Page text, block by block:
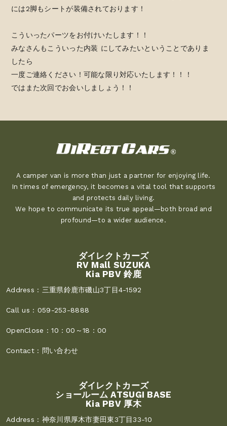
には2脚もシートが装備されております！
こういったパーツをお付けいたします！！
みなさんもこういった内装 にしてみたいということでありま
したら
一度ご連絡ください！可能な限り対応いたします！！！
ではまた次回でお会いしましょう！！
A camper van is more than just a partner for enjoying life.
In times of emergency, it becomes a vital tool that supports
and protects daily living.
We hope to communicate its true appeal—both broad and
profound—to a wider audience.
ダイレクトカーズ
RV Mall SUZUKA
Kia PBV 鈴鹿
Address : 三重県鈴鹿市磯山3丁目4-1592
Call us : 059-253-8888
OpenClose :10：00～18：00
Contact : 問い合わせ
ダイレクトカーズ
ショールーム ATSUGI BASE
Kia PBV 厚木
Address : 神奈川県厚木市妻田東3丁目33-10